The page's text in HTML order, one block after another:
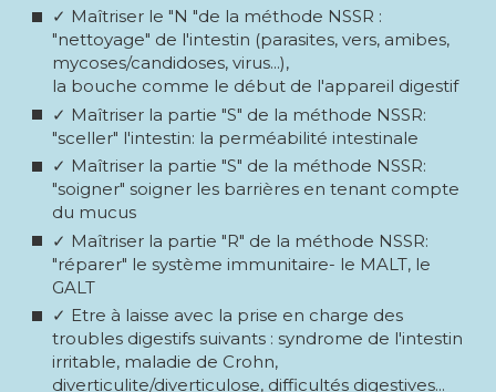
✓ Maîtriser le "N "de la méthode NSSR :
"nettoyage" de l'intestin (parasites, vers, amibes,
mycoses/candidoses, virus...),
la bouche comme le début de l'appareil digestif
✓ Maîtriser la partie "S" de la méthode NSSR:
"sceller" l'intestin: la perméabilité intestinale
✓ Maîtriser la partie "S" de la méthode NSSR:
"soigner" soigner les barrières en tenant compte
du mucus
✓ Maîtriser la partie "R" de la méthode NSSR:
"réparer" le système immunitaire- le MALT, le
GALT
✓ Etre à laisse avec la prise en charge des
troubles digestifs suivants : syndrome de l'intestin
irritable, maladie de Crohn,
diverticulite/diverticulose, difficultés digestives...